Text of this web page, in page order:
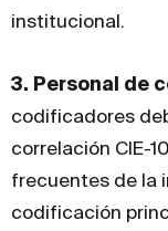
institucional.
3. Personal de
codificadores
correlación CIE-
frecuentes de la
codificación